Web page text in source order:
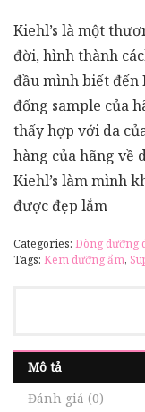
Kiehl’s là một
đời, hình thành
đầu mình biết đến
đống sample của
thấy hợp với da
hàng của hãng về
Kiehl’s làm mình
được đẹp lắm
Categories: Dòng dưỡng
Tags: Kem dưỡng ẩm,
Mô tả
Đánh giá (0)